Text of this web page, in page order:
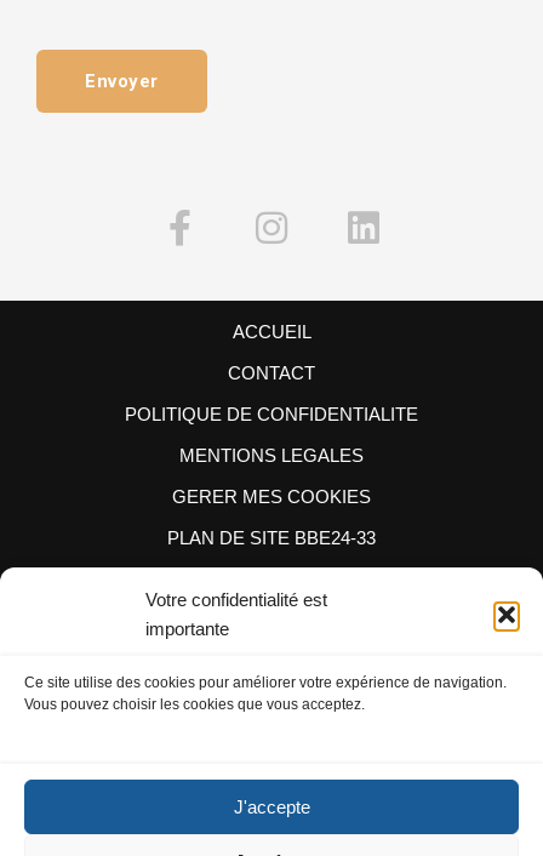
Votre confidentialité est
importante
Ce site utilise des cookies pour améliorer votre expérience de navigation.
Vous pouvez choisir les cookies que vous acceptez.
J'accepte
ACCUEIL
CONTACT
POLITIQUE DE CONFIDENTIALITE
MENTIONS LEGALES
GERER MES COOKIES
PLAN DE SITE BBE24-33
BBE24-33